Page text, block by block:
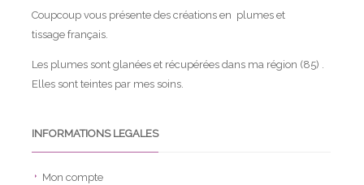
Coupcoup vous présente des créations en plumes et
tissage français.
Les plumes sont glanées et récupérées dans ma région (85) .
Elles sont teintes par mes soins.
INFORMATIONS LEGALES
Mon compte